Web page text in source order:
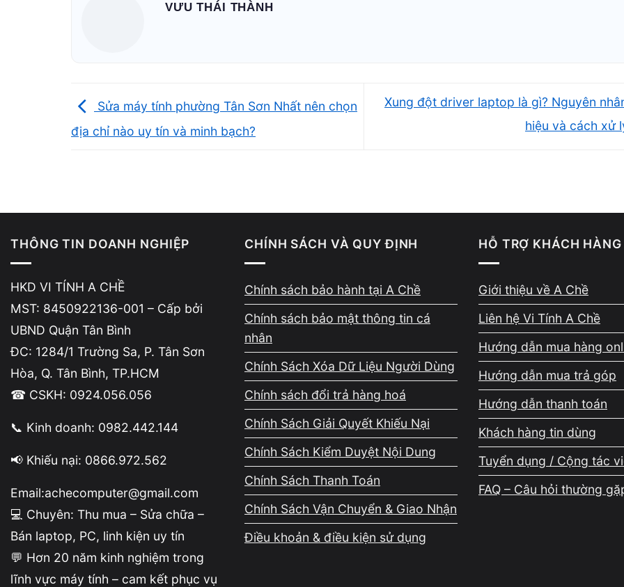
Driver không tương thích với hệ điều hành
Quan hệ giữa phiên bản driver và phiên bản Windows
Mỗi phiên bản Windows có thay đổi về cách quản lý driver. Driver được thiết kế cho Windows cũ có thể
ứng đúng yêu cầu trên Windows mới, gây lỗi hiển thị.
Trong quá trình khởi động, Windows nạp driver đồ họa rất sớm để khởi tạo giao diện. Nếu driver lỗi hoặc
tương thích, hệ thống không thể tạo môi trường hiển thị và dẫn đến màn hình đen ngay sau logo Windows.
Vì sao lỗi thường xuất hiện sau update
Sau khi cập nhật Windows, driver cũ có thể không còn phù hợp. Đây là lý do phổ biến khiến màn hình đen
ngay sau khi update dù máy trước đó hoạt động bình thường.
VƯU THÁI THÀNH
Sửa máy tính phường Tân Sơn Nhất nên chọn
địa chỉ nào uy tín và minh bạch?
Xung đột driver laptop là gì? Nguyên
hiệu và cách xử
THÔNG TIN DOANH NGHIỆP
HKD VI TÍNH A CHỀ
MST: 8450922136-001 – Cấp bởi
UBND Quận Tân Bình
ĐC: 1284/1 Trường Sa, P. Tân Sơn
Hòa, Q. Tân Bình, TP.HCM
☎ CSKH: 0924.056.056
📞 Kinh doanh: 0982.442.144
📢 Khiếu nại: 0866.972.562
Email:achecomputer@gmail.com
💻 Chuyên: Thu mua – Sửa chữa –
Bán laptop, PC, linh kiện uy tín
💬 Hơn 20 năm kinh nghiệm trong
lĩnh vực máy tính – cam kết phục vụ
CHÍNH SÁCH VÀ QUY ĐỊNH
Chính sách bảo hành tại A Chề
Chính sách bảo mật thông tin cá
nhân
Chính Sách Xóa Dữ Liệu Người Dùng
Chính sách đổi trả hàng hoá
Chính Sách Giải Quyết Khiếu Nại
Chính Sách Kiểm Duyệt Nội Dung
Chính Sách Thanh Toán
Chính Sách Vận Chuyển & Giao Nhận
Điều khoản & điều kiện sử dụng
HỖ TRỢ KHÁCH HÀNG
Giới thiệu về A Chề
Liên hệ Vi Tính A Chề
Hướng dẫn mua hàng
Hướng dẫn mua trả góp
Hướng dẫn thanh toán
Khách hàng tin dùng
Tuyển dụng / Cộng tác
FAQ – Câu hỏi thường